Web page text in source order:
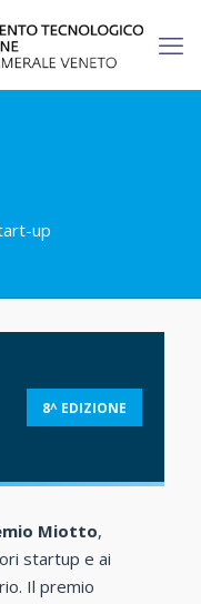
up
8^ EDIZIONE
Miotto,
startup e ai
Il premio